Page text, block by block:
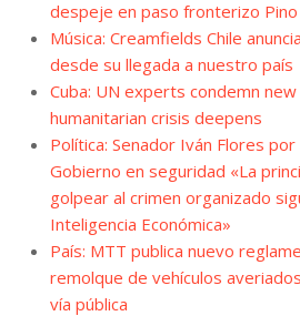
despeje en paso fronterizo Pino
Música: Creamfields Chile
desde su llegada a nuestro país
Cuba: UN experts condemn
humanitarian crisis deepens
Política: Senador Iván Flores por
Gobierno en seguridad «La
golpear al crimen organizado
Inteligencia Económica»
País: MTT publica nuevo
remolque de vehículos
vía pública